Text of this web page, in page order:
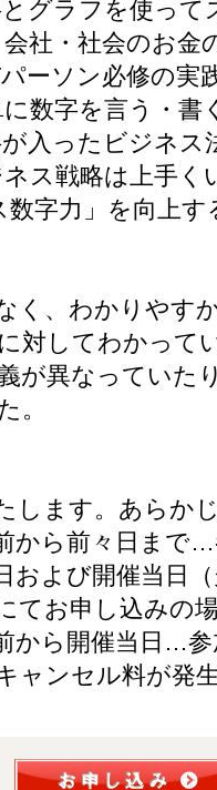
グラフを使って
社・社会のお金
ーソン必修の実
数字を言う・
入ったビジネス
ス戦略は上手く
字力」を向上
く、わかりやす
対してわかって
が異なっていた
。
します。あらか
から前々日まで
および開催当日
てお申し込みの
から開催当日…
ャンセル料が発